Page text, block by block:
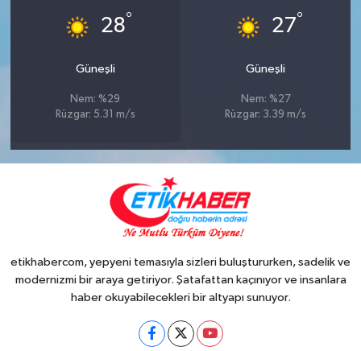
28°
Güneşli
Nem: %29
Rüzgar: 5.31 m/s
27°
Güneşli
Nem: %27
Rüzgar: 3.39 m/s
etikhabercom, yepyeni temasıyla sizleri buluştururken, sadelik ve
modernizmi bir araya getiriyor. Şatafattan kaçınıyor ve insanlara
haber okuyabilecekleri bir altyapı sunuyor.